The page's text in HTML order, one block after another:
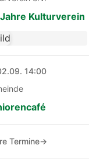
Kulturverein
14:00
Termine→